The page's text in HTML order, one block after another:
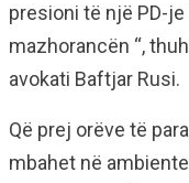
presioni të një PD-
mazhorancën “,
avokati Baftjar Rusi.
Që prej orëve të
mbahet në